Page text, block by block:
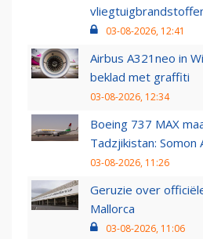
03-08-2026, 12:41
Airbus A321neo in
beklad met graffiti
03-08-2026, 12:34
Boeing 737 MAX
Tadzjikistan:
03-08-2026, 11:26
Geruzie over
Mallorca
03-08-2026, 11:06